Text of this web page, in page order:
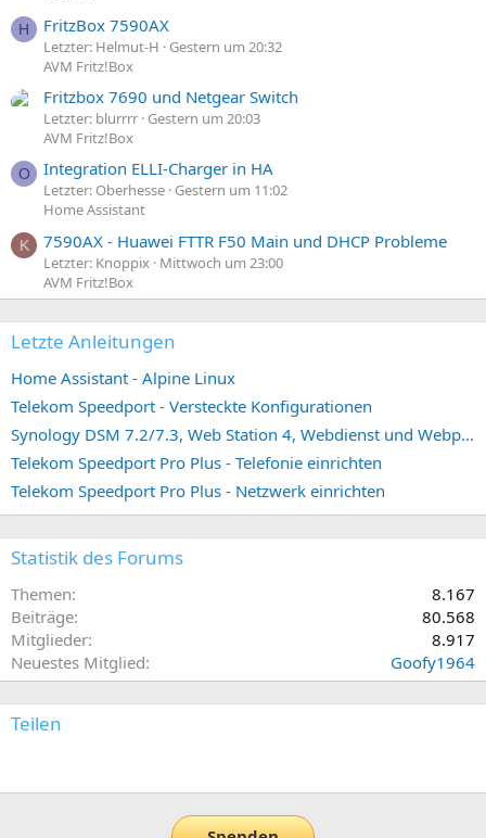
H FritzBox 7590AX
Letzter: Helmut-H
Gestern um 20:32
AVM Fritz!Box
Fritzbox 7690 und Netgear Switch
Letzter: blurrrr Gestern um 20:03
AVM Fritz!Box
O Integration ELLI-Charger in HA
Letzter: Oberhesse Gestern um 11:02
Home Assistant
K 7590AX - Huawei FTTR F50 Main und DHCP Probleme
Letzter: Knoppix Mittwoch um 23:00
AVM Fritz!Box
Letzte Anleitungen
Home Assistant - Alpine Linux
Telekom Speedport - Versteckte Konfigurationen
Synology DSM 7.2/7.3, Web Station 4, Webdienst und Webportal erstellen (ehemals vHost)
Telekom Speedport Pro Plus - Telefonie einrichten
Telekom Speedport Pro Plus - Netzwerk einrichten
Statistik des Forums
Themen
8.167
Beiträge
80.568
Mitglieder
8.917
Neuestes Mitglied
Goofy1964
Teilen